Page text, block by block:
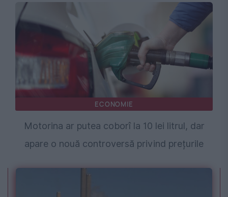
ECONOMIE
Motorina ar putea coborî la 10 lei litrul, dar
apare o nouă controversă privind prețurile